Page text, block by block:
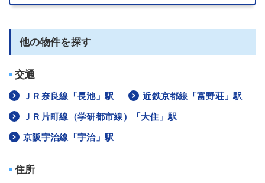
他の物件を探す
交通
ＪＲ奈良線「長池」駅 近鉄京都線「富野荘」駅
ＪＲ片町線（学研都市線）「大住」駅
京阪宇治線「宇治」駅
住所